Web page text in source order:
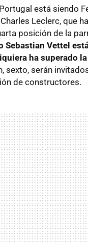
está siendo
Leclerc, que
posición de la
Sebastian Vettel
ha superado la
sexto, serán
de constructores.